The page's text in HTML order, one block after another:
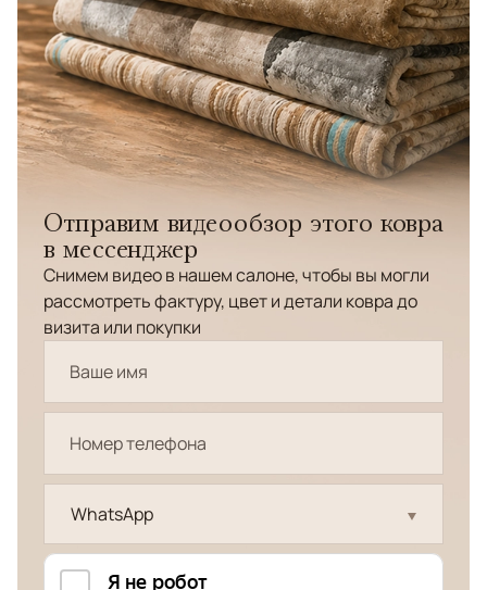
Отправим видеообзор этого ковра
в мессенджер
Снимем видео в нашем салоне, чтобы вы могли
рассмотреть фактуру, цвет и детали ковра до
визита или покупки
WhatsApp